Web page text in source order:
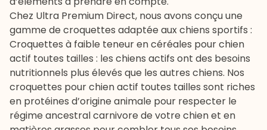
Chez Ultra Premium Direct, nous avons conçu une
gamme de croquettes adaptée aux chiens sportifs :
Croquettes à faible teneur en céréales pour chien
actif toutes tailles : les chiens actifs ont des besoins
nutritionnels plus élevés que les autres chiens. Nos
croquettes pour chien actif toutes tailles sont riches
en protéines d’origine animale pour respecter le
régime ancestral carnivore de votre chien et en